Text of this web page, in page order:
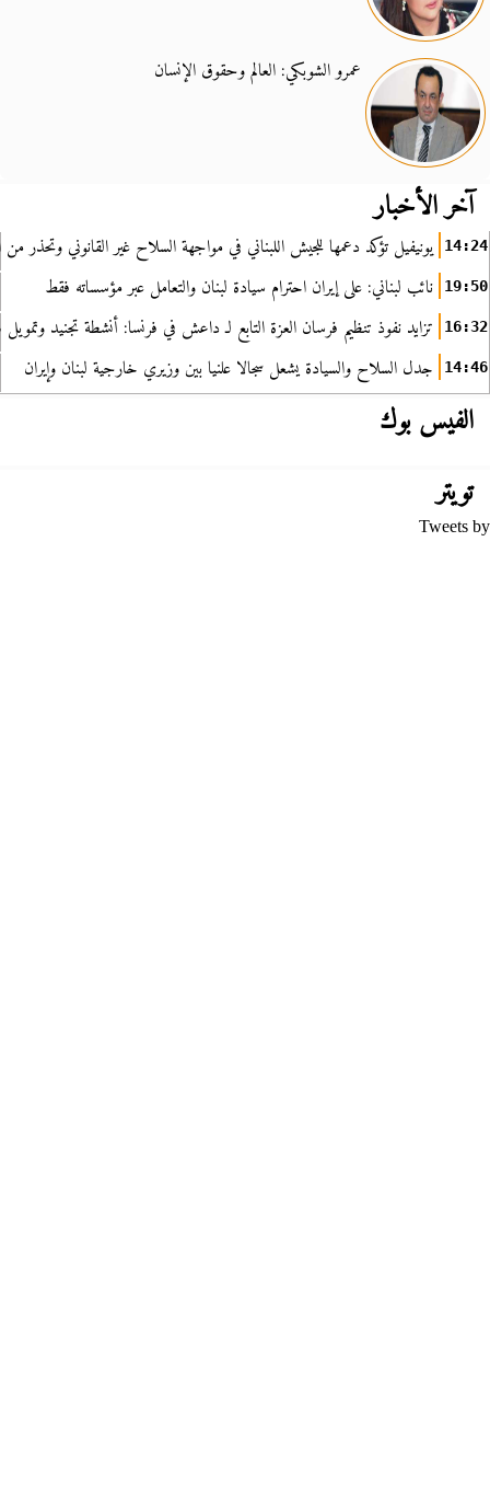
عمرو الشوبكي: العالم وحقوق الإنسان
آخر الأخبار
14:24 يونيفيل تؤكد دعمها للجيش اللبناني في مواجهة السلاح غير القانوني وتحذر من
19:50 نائب لبناني: على إيران احترام سيادة لبنان والتعامل عبر مؤسساته فقط
16:32 تزايد نفوذ تنظيم فرسان العزة التابع لـ داعش في فرنسا: أنشطة تجنيد
14:46 جدل السلاح والسيادة يشعل سجالا علنيا بين وزيري خارجية لبنان وإيران
الفيس بوك
تويتر
Tweets by